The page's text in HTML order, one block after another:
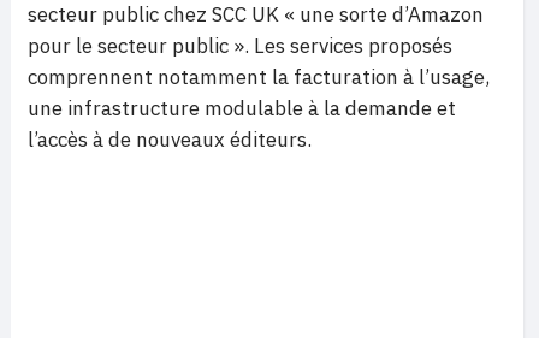
secteur public chez SCC UK « une sorte d’Amazon
pour le secteur public ». Les services proposés
comprennent notamment la facturation à l’usage,
une infrastructure modulable à la demande et
l’accès à de nouveaux éditeurs.